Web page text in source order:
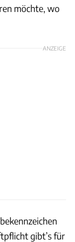
möchte, wo
ANZEIGE
gibt’s für